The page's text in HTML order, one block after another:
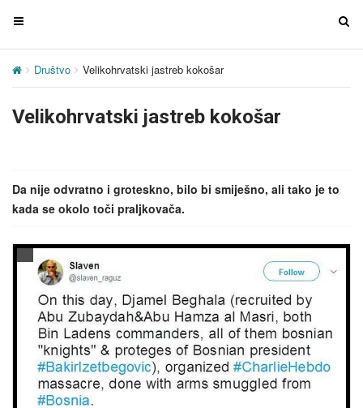
T
g
e
i
g
T
i
t
Društvo Velikohrvatski jastreb kokošar
Velikohrvatski jastreb kokošar
Da nije odvratno i groteskno, bilo bi smiješno, ali tako je to
kada se okolo toči praljkovača.